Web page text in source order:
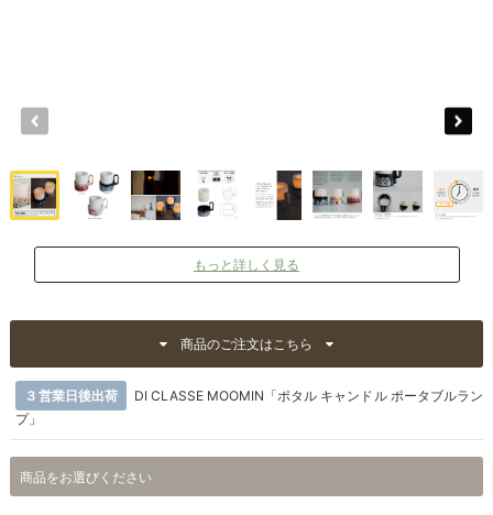
もっと詳しく見る
商品のご注文はこちら
３営業日後出荷
DI CLASSE MOOMIN「ポタル キャンドル ポータブルラン
プ」
商品をお選びください